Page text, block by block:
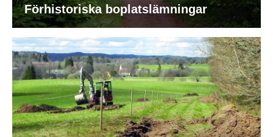
Förhistoriska boplatslämningar